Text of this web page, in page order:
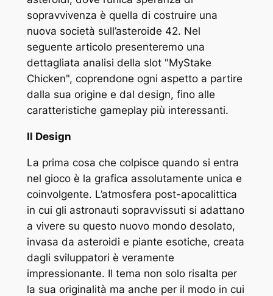
sopravvivenza è quella di costruire una
nuova società sull’asteroide 42. Nel
seguente articolo presenteremo una
dettagliata analisi della slot "MyStake
Chicken", coprendone ogni aspetto a partire
dalla sua origine e dal design, fino alle
caratteristiche gameplay più interessanti.
Il Design
La prima cosa che colpisce quando si entra
nel gioco è la grafica assolutamente unica e
coinvolgente. L’atmosfera post-apocalittica
in cui gli astronauti sopravvissuti si adattano
a vivere su questo nuovo mondo desolato,
invasa da asteroidi e piante esotiche, creata
dagli sviluppatori è veramente
impressionante. Il tema non solo risalta per
la sua originalità ma anche per il modo in cui